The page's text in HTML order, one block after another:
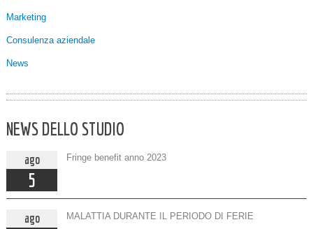
Marketing
Consulenza aziendale
News
NEWS DELLO STUDIO
ago
5
Fringe benefit anno 2023
ago MALATTIA DURANTE IL PERIODO DI FERIE